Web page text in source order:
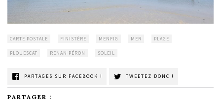
CARTE POSTALE FINISTÈRE MENFIG MER PLAGE
PLOUESCAT RENAN PÉRON SOLEIL
PARTAGES SUR FACEBOOK ! TWEETEZ DONC !
PARTAGER :